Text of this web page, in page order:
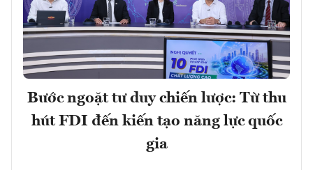
Bước ngoặt tư duy chiến lược: Từ thu
hút FDI đến kiến tạo năng lực quốc
gia